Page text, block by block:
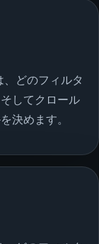
どのフィルタ
してクロール
決めます。